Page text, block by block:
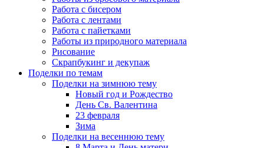
Работа с бисером
Работа с лентами
Работа с пайетками
Работы из природного материала
Рисование
Скрапбукинг и декупаж
Поделки по темам
Поделки на зимнюю тему
Новый год и Рождество
День Св. Валентина
23 февраля
Зима
Поделки на весеннюю тему